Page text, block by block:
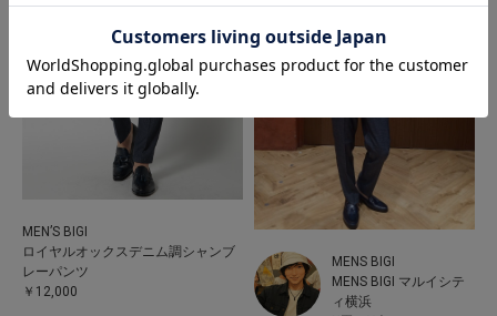
MEN’S BIGI
ロイヤルオックスデニム調シャンブ
レーパンツ
￥12,000
MENS BIGI
MENS BIGI マルイシテ
ィ横浜